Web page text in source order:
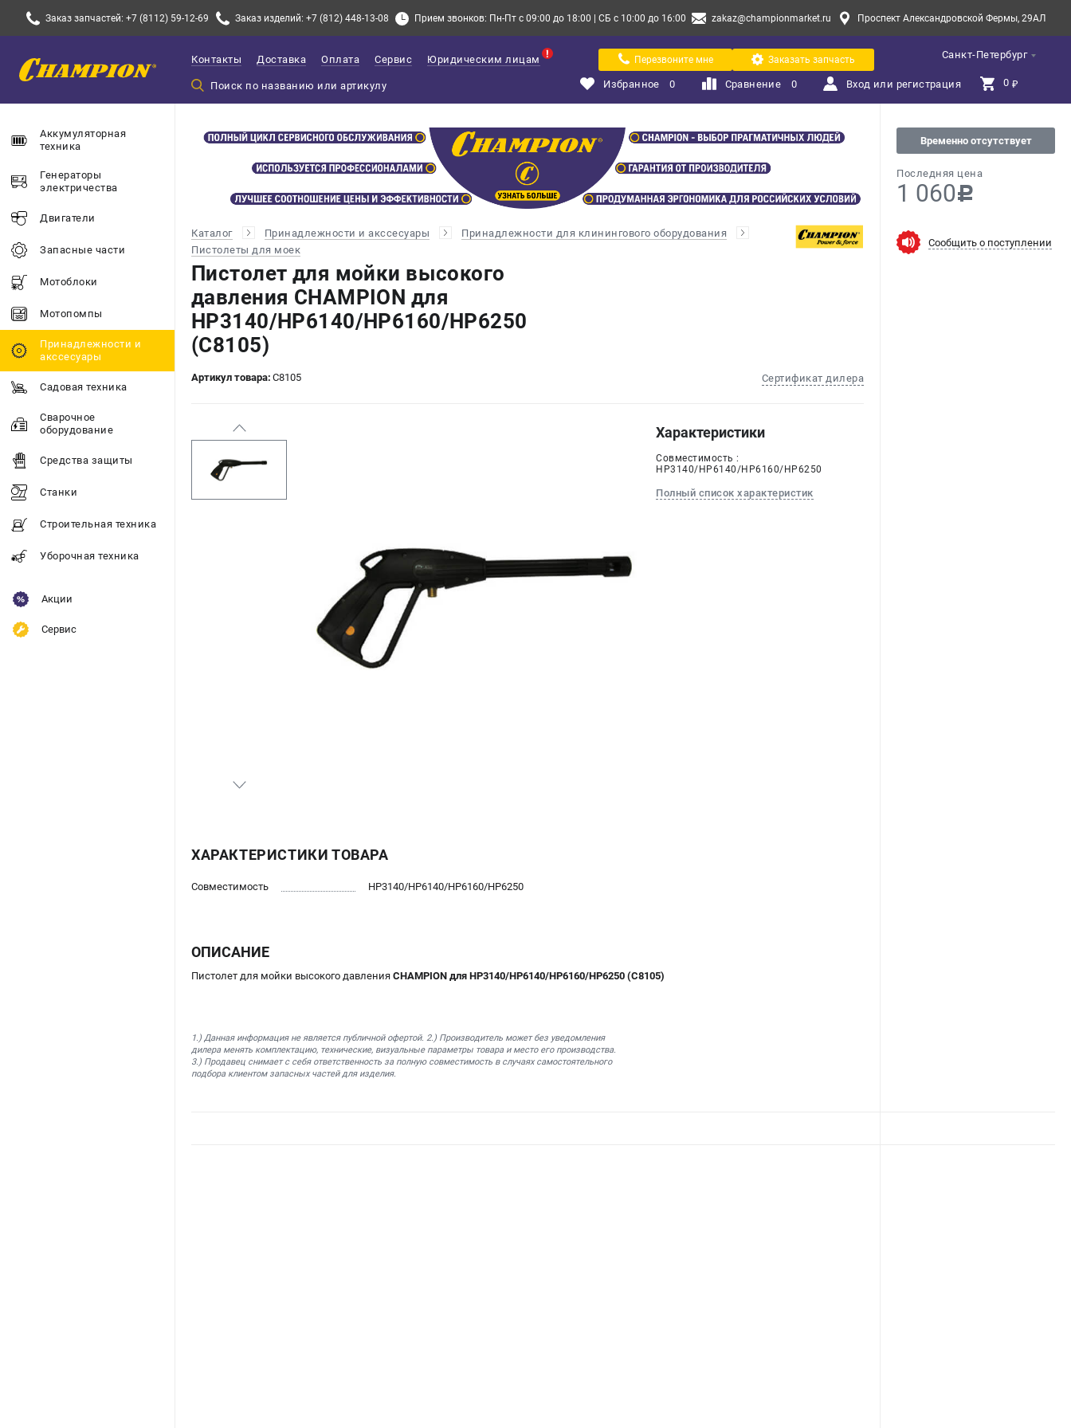
Заказ запчастей: +7 (8112) 59-12-69 Заказ изделий: +7 (812) 448-13-08 Прием звонков: Пн-Пт с 09:00 до 18:00 | СБ с 10:00 до 16:00 zakaz@championmarket.ru Проспект Александровской Фермы, 29АЛ
Санкт-Петербург
Контакты Доставка Оплата Сервис Юридическим лицам Перезвоните мне Заказать запчасть
Избранное 0 Сравнение 0 Вход или регистрация 0 ₽
Аккумуляторная
техника
Генераторы
электричества
Двигатели
Запасные части
Мотоблоки
Мотопомпы
Принадлежности и
акссесуары
Садовая техника
Сварочное
оборудование
Средства защиты
Станки
Строительная техника
Уборочная техника
Акции
Сервис
Каталог Принадлежности и акссесуары
Принадлежности для клинингового оборудования
Пистолеты для моек
Пистолет для мойки высокого
давления CHAMPION для
HP3140/HP6140/HP6160/HP6250
(C8105)
Артикул товара: C8105 Сертификат дилера
Временно отсутствует
Последняя цена
1 060c
Сообщить о поступлении
Характеристики
Совместимость :
HP3140/HP6140/HP6160/HP6250
Полный список характеристик
ХАРАКТЕРИСТИКИ ТОВАРА
Совместимость HP3140/HP6140/HP6160/HP6250
ОПИСАНИЕ
Пистолет для мойки высокого давления CHAMPION для HP3140/HP6140/HP6160/HP6250 (C8105)
1.) Данная информация не является публичной офертой. 2.) Производитель может без уведомления
дилера менять комплектацию, технические, визуальные параметры товара и место его производства.
3.) Продавец снимает с себя ответственность за полную совместимость в случаях самостоятельного
подбора клиентом запасных частей для изделия.